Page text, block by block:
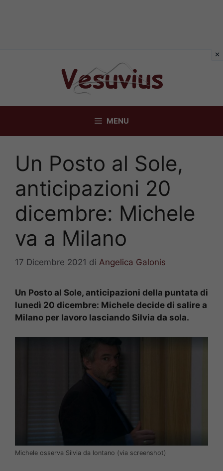
MENU
Un Posto al Sole,
anticipazioni 20
dicembre: Michele
va a Milano
17 Dicembre 2021 di Angelica Galonis
Un Posto al Sole, anticipazioni della puntata di
lunedì 20 dicembre: Michele decide di salire a
Milano per lavoro lasciando Silvia da sola.
Michele osserva Silvia da lontano (via screenshot)